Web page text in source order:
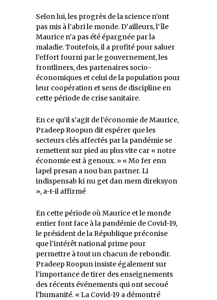
Selon lui, les progrès de la science n’ont
pas mis à l’abri le monde. D’ailleurs, l’île
Maurice n’a pas été épargnée par la
maladie. Toutefois, il a profité pour saluer
l’effort fourni par le gouvernement, les
frontliners, des partenaires socio-
économiques et celui de la population pour
leur coopération et sens de discipline en
cette période de crise sanitaire.
En ce qu’il s’agit de l’économie de Maurice,
Pradeep Roopun dit espérer que les
secteurs clés affectés par la pandémie se
remettent sur pied au plus vite car « notre
économie est à genoux. » « Mo fer enn
lapel presan a nou ban partner. Li
indispensab ki nu get dan mem direksyon
», a-t-il affirmé
En cette période où Maurice et le monde
entier font face à la pandémie de Covid-19,
le président de la République préconise
que l’intérêt national prime pour
permettre à tout un chacun de rebondir.
Pradeep Roopun insiste également sur
l’importance de tirer des enseignements
des récents événements qui ont secoué
l’humanité. « La Covid-19 a démontré